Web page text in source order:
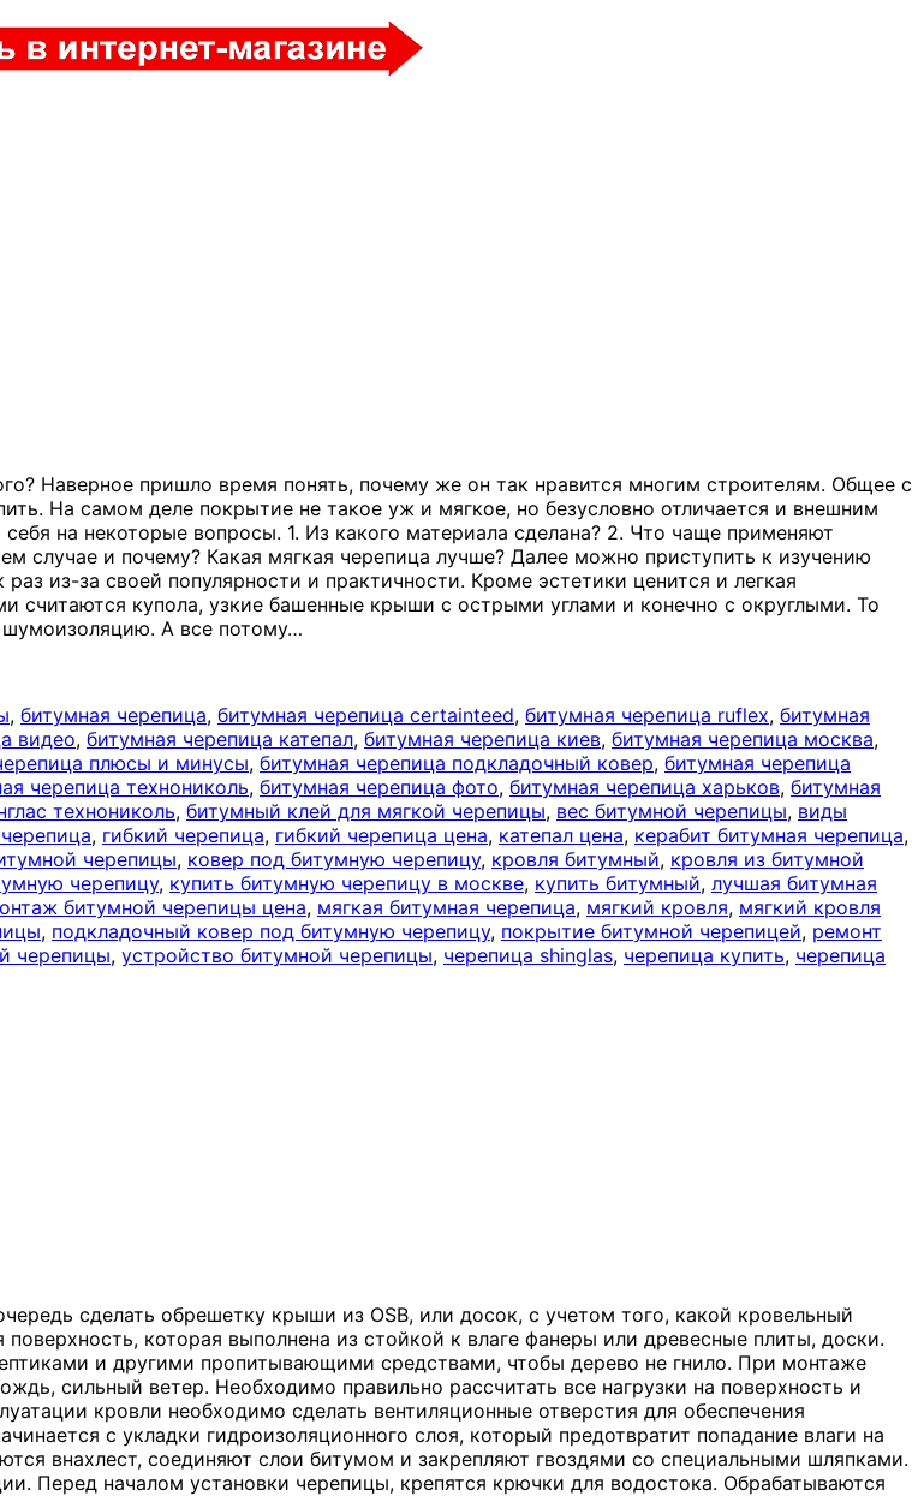
Наверное пришло время понять, почему же он так нравится многим строителям. Общее с
На самом деле покрытие не такое уж и мягкое, но безусловно отличается и внешним
на некоторые вопросы. 1. Из какого материала сделана? 2. Что чаще применяют
и почему? Какая мягкая черепица лучше? Далее можно приступить к изучению
из-за своей популярности и практичности. Кроме эстетики ценится и легкая
купола, узкие башенные крыши с острыми углами и конечно с округлыми. То
А все потому…
, битумная черепица, битумная черепица certainteed, битумная черепица ruflex, битумная
видео, битумная черепица катепал, битумная черепица киев, битумная черепица москва,
плюсы и минусы, битумная черепица подкладочный ковер, битумная черепица
черепица технониколь, битумная черепица фото, битумная черепица харьков, битумная
технониколь, битумный клей для мягкой черепицы, вес битумной черепицы, виды
, гибкий черепица, гибкий черепица цена, катепал цена, керабит битумная черепица,
черепицы, ковер под битумную черепицу, кровля битумный, кровля из битумной
черепицу, купить битумную черепицу в москве, купить битумный, лучшая битумная
битумной черепицы цена, мягкая битумная черепица, мягкий кровля, мягкий кровля
, подкладочный ковер под битумную черепицу, покрытие битумной черепицей, ремонт
черепицы, устройство битумной черепицы, черепица shinglas, черепица купить, черепица
сделать обрешетку крыши из OSB, или досок, с учетом того, какой кровельный
которая выполнена из стойкой к влаге фанеры или древесные плиты, доски.
и другими пропитывающими средствами, чтобы дерево не гнило. При монтаже
сильный ветер. Необходимо правильно рассчитать все нагрузки на поверхность и
кровли необходимо сделать вентиляционные отверстия для обеспечения
с укладки гидроизоляционного слоя, который предотвратит попадание влаги на
внахлест, соединяют слои битумом и закрепляют гвоздями со специальными шляпками.
Перед началом установки черепицы, крепятся крючки для водостока. Обрабатываются